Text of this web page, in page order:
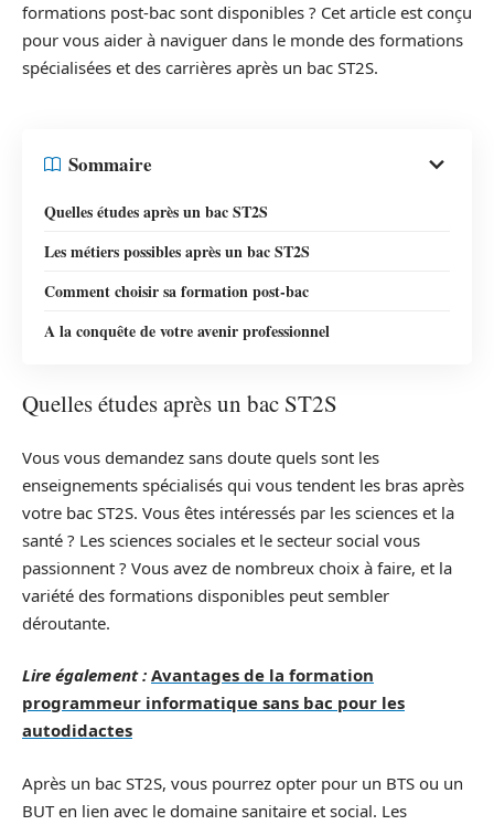
formations post-bac sont disponibles ? Cet article est conçu
pour vous aider à naviguer dans le monde des formations
spécialisées et des carrières après un bac ST2S.
Sommaire
Quelles études après un bac ST2S
Les métiers possibles après un bac ST2S
Comment choisir sa formation post-bac
A la conquête de votre avenir professionnel
Quelles études après un bac ST2S
Vous vous demandez sans doute quels sont les
enseignements spécialisés qui vous tendent les bras après
votre bac ST2S. Vous êtes intéressés par les sciences et la
santé ? Les sciences sociales et le secteur social vous
passionnent ? Vous avez de nombreux choix à faire, et la
variété des formations disponibles peut sembler
déroutante.
Lire également : Avantages de la formation
programmeur informatique sans bac pour les
autodidactes
Après un bac ST2S, vous pourrez opter pour un BTS ou un
BUT en lien avec le domaine sanitaire et social. Les